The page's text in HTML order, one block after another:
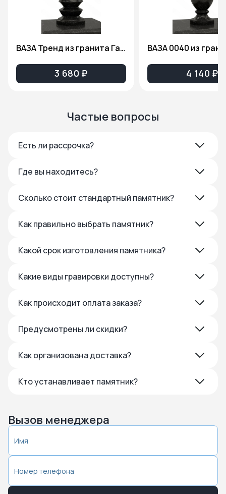
ВАЗА Тренд из гранита Габбро Диабаз
3 680 ₽ 4 140 ₽
Частые вопросы
Есть ли рассрочка?
Где вы находитесь?
Сколько стоит стандартный памятник?
Как правильно выбрать памятник?
Какой срок изготовления памятника?
Какие виды гравировки доступны?
Как происходит оплата заказа?
Предусмотрены ли скидки?
Как организована доставка?
Кто устанавливает памятник?
Вызов менеджера